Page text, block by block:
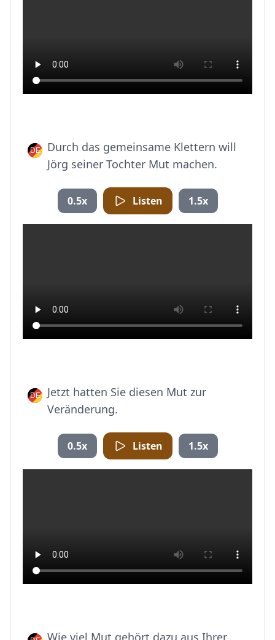
Durch das gemeinsame Klettern will
Jörg seiner Tochter Mut machen.
0.5x Listen 1.5x
Jetzt hatten Sie diesen Mut zur
Veränderung.
0.5x Listen 1.5x
Wie viel Mut gehört dazu aus Ihrer